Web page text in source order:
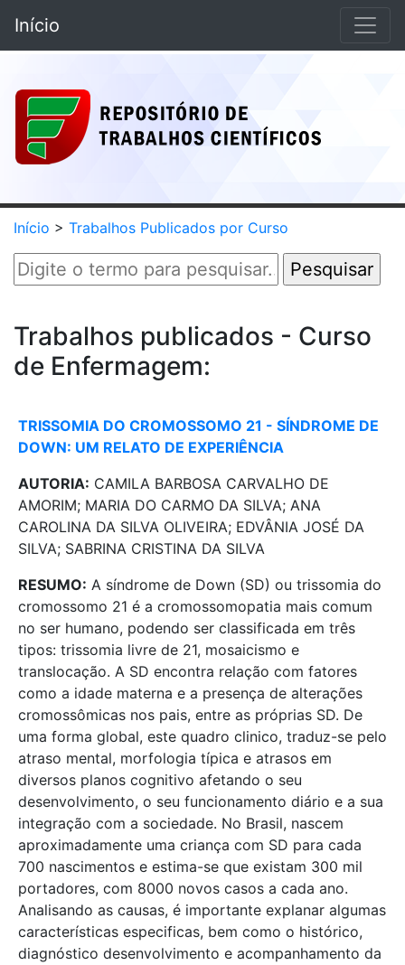
Início
Início > Trabalhos Publicados por Curso
Trabalhos publicados - Curso
de Enfermagem:
TRISSOMIA DO CROMOSSOMO 21 - SÍNDROME DE
DOWN: UM RELATO DE EXPERIÊNCIA
AUTORIA: CAMILA BARBOSA CARVALHO DE
AMORIM; MARIA DO CARMO DA SILVA; ANA
CAROLINA DA SILVA OLIVEIRA; EDVÂNIA JOSÉ DA
SILVA; SABRINA CRISTINA DA SILVA
RESUMO: A síndrome de Down (SD) ou trissomia do
cromossomo 21 é a cromossomopatia mais comum
no ser humano, podendo ser classificada em três
tipos: trissomia livre de 21, mosaicismo e
translocação. A SD encontra relação com fatores
como a idade materna e a presença de alterações
cromossômicas nos pais, entre as próprias SD. De
uma forma global, este quadro clinico, traduz-se pelo
atraso mental, morfologia típica e atrasos em
diversos planos cognitivo afetando o seu
desenvolvimento, o seu funcionamento diário e a sua
integração com a sociedade. No Brasil, nascem
aproximadamente uma criança com SD para cada
700 nascimentos e estima-se que existam 300 mil
portadores, com 8000 novos casos a cada ano.
Analisando as causas, é importante explanar algumas
características especificas, bem como o histórico,
diagnóstico desenvolvimento e acompanhamento da